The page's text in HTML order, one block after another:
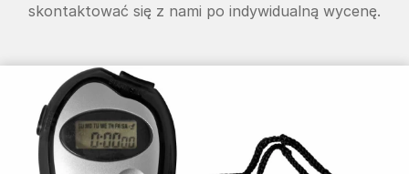
skontaktować się z nami po indywidualną wycenę.